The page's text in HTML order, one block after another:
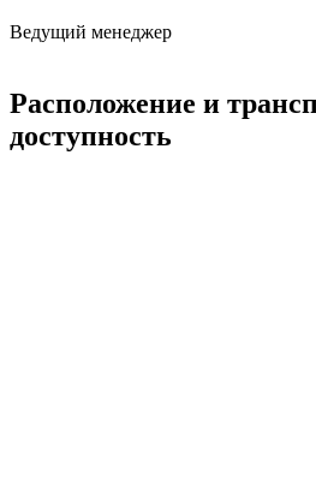
Ведущий менеджер
Расположение и
доступность